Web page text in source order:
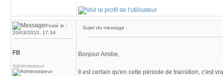
Posté le :
20/03/2010, 17:34
FB
Adminstrateur
Sujet du message :
Bonjour Amibe,
Il est certain qu'en cette période de transition, c'est